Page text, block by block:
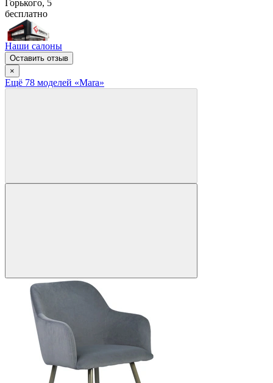
Горького, 5
бесплатно
Наши салоны
Оставить отзыв
×
Ещё 78 моделей «Mara»